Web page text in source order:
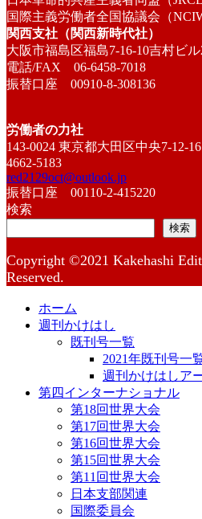
国際主義労働者全国協議会（
関西支社（関西新時代社）
大阪市福島区福島7-16-10吉村ビル
電話/FAX 06-6458-7018
振替口座 00910-8-308136
労働者の力社
143-0024 東京都大田区中央7-
4662-5183
red2129oct@outlook.jp
振替口座 00110-2-415220
検索
検索
Copyright ©2021 Kakehashi
Reserved.
ホーム
週刊かけはし
既刊号一覧
2021年既刊号一
週刊かけはしア
第四インターナショナル
第18回世界大会
第17回世界大会
第16回世界大会
第15回世界大会
第11回世界大会
日本支部関連
国際委員会